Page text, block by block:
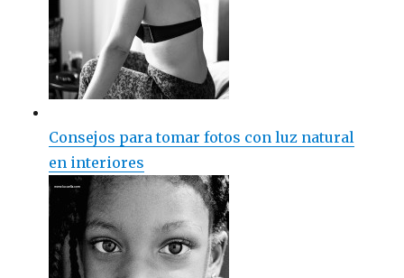
Consejos para tomar fotos con luz natural
en interiores